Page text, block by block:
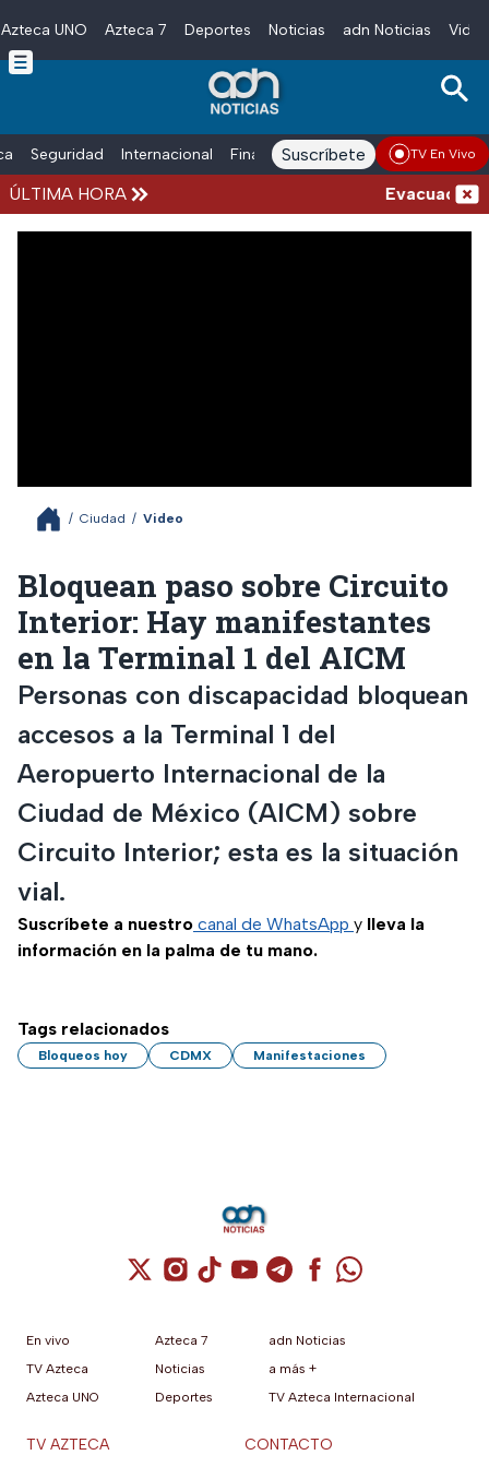
Skip to main content
Azteca UNO Azteca 7 Deportes Noticias adn Noticias
Seguridad Internacional Finanzas adn Noticias Radio
Suscríbete TV En Vivo
ÚLTIMA HORA Evacuación
/ Ciudad / Video
Bloquean paso sobre Circuito
Interior: Hay manifestantes
en la Terminal 1 del AICM
Personas con discapacidad bloquean
accesos a la Terminal 1 del
Aeropuerto Internacional de la
Ciudad de México (AICM) sobre
Circuito Interior; esta es la situación
vial.
Suscríbete a nuestro canal de WhatsApp y lleva la
información en la palma de tu mano.
Tags relacionados
Bloqueos hoy CDMX Manifestaciones
Cuenta de X / Twitter (se abre en una
Cuenta de Instagram (se abre en una
Cuenta de TikTok (se abre en
Cuenta de YouTube (se abre
Cuenta de Telegram (se
Cuenta de
Cuenta de
En vivo
TV Azteca
Azteca UNO
Azteca 7
Noticias
Deportes
adn Noticias
a más +
TV Azteca Internacional
TV AZTECA CONTACTO